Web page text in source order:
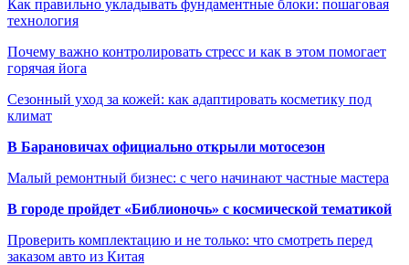
Как правильно укладывать фундаментные блоки: пошаговая
технология
Почему важно контролировать стресс и как в этом помогает
горячая йога
Сезонный уход за кожей: как адаптировать косметику под
климат
В Барановичах официально открыли мотосезон
Малый ремонтный бизнес: с чего начинают частные мастера
В городе пройдет «Библионочь» с космической тематикой
Проверить комплектацию и не только: что смотреть перед
заказом авто из Китая